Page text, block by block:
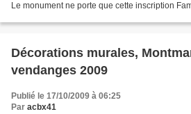
Le monument ne porte que cette inscription
Décorations murales,
vendanges 2009
Publié le 17/10/2009 à 06:25
Par acbx41